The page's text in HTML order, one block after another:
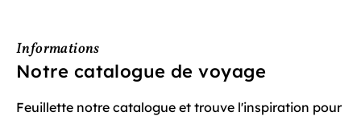
Informations
Notre catalogue de voyage
Feuillette notre catalogue et trouve l'inspiration pour